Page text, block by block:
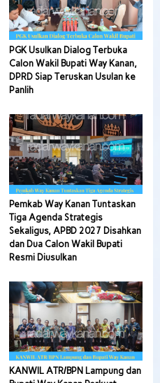
PGK Usulkan Dialog Terbuka
Calon Wakil Bupati Way Kanan,
DPRD Siap Teruskan Usulan ke
Panlih
Pemkab Way Kanan Tuntaskan
Tiga Agenda Strategis
Sekaligus, APBD 2027 Disahkan
dan Dua Calon Wakil Bupati
Resmi Diusulkan
KANWIL ATR/BPN Lampung dan